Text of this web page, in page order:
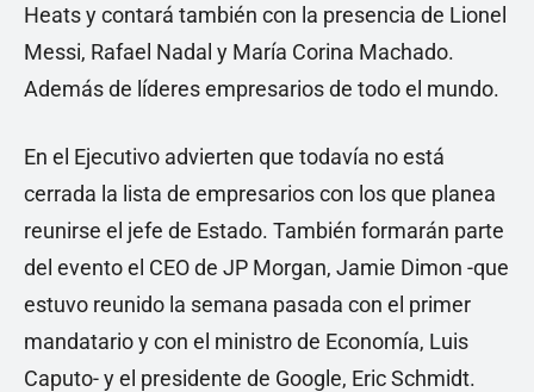
Heats y contará también con la presencia de Lionel
Messi, Rafael Nadal y María Corina Machado.
Además de líderes empresarios de todo el mundo.
En el Ejecutivo advierten que todavía no está
cerrada la lista de empresarios con los que planea
reunirse el jefe de Estado. También formarán parte
del evento el CEO de JP Morgan, Jamie Dimon -que
estuvo reunido la semana pasada con el primer
mandatario y con el ministro de Economía, Luis
Caputo- y el presidente de Google, Eric Schmidt.